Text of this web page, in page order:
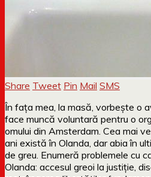
Share Tweet Pin Mail SMS
În fața mea, la masă, vorbește o
face muncă voluntară pentru o
omului din Amsterdam. Cea mai
ani există în Olanda, dar abia în
de greu. Enumeră problemele cu
Olanda: accesul greoi la justiție,